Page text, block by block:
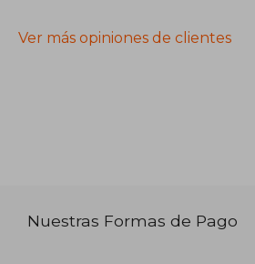
Ver más opiniones de clientes
Nuestras Formas de Pago